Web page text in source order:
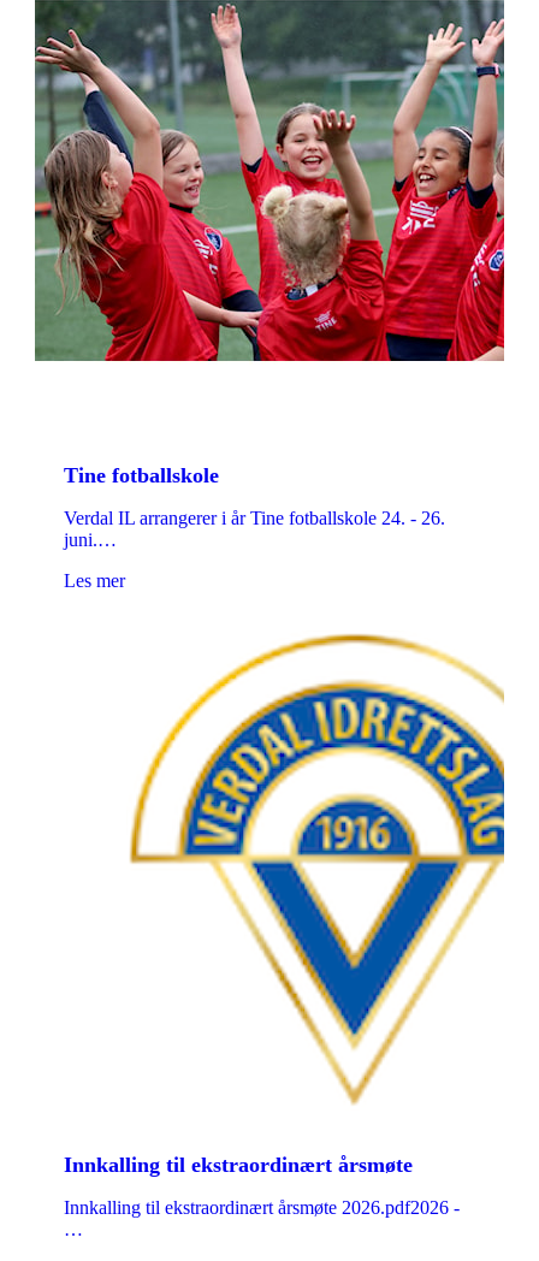
Tine fotballskole
Verdal IL arrangerer i år Tine fotballskole 24. - 26.
juni.…
Les mer
Innkalling til ekstraordinært årsmøte
Innkalling til ekstraordinært årsmøte 2026.pdf2026 -
…